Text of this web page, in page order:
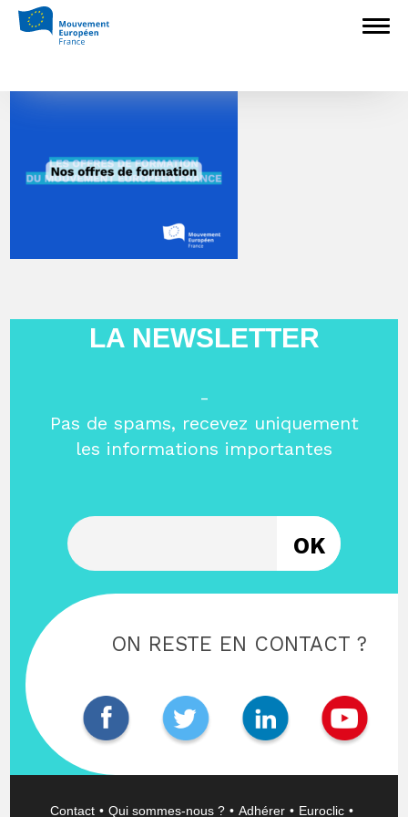
Les offres de formation du
LA NEWSLETTER
-
Pas de spams, recevez uniquement
les informations importantes
ON RESTE EN CONTACT ?
Contact Qui sommes-nous ? Adhérer Euroclic